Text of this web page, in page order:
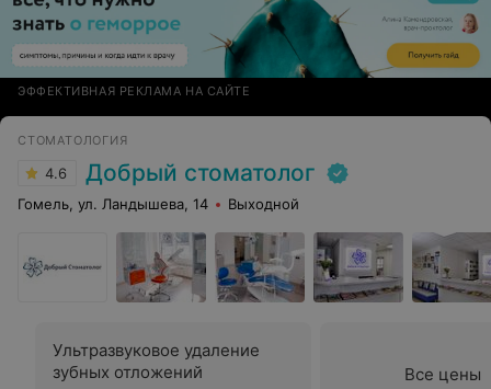
ЭФФЕКТИВНАЯ РЕКЛАМА НА САЙТЕ
СТОМАТОЛОГИЯ
4.6 Добрый стоматолог
Гомель, ул. Ландышева, 14 Выходной
Ультразвуковое удаление
зубных отложений
Все цены